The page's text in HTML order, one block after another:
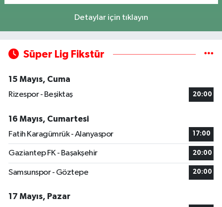
Detaylar için tıklayın
Süper Lig Fikstür
15 Mayıs, Cuma
Rizespor - Beşiktaş
20:00
16 Mayıs, Cumartesi
Fatih Karagümrük - Alanyaspor
17:00
Gaziantep FK - Başakşehir 20:00
Samsunspor - Göztepe 20:00
17 Mayıs, Pazar